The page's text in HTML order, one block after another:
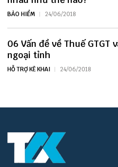
BẢO HIỂM 24/06/2018
06 Vấn đề về Thuế GTGT
ngoại tỉnh
HỖ TRỢ KÊ KHAI 24/06/2018